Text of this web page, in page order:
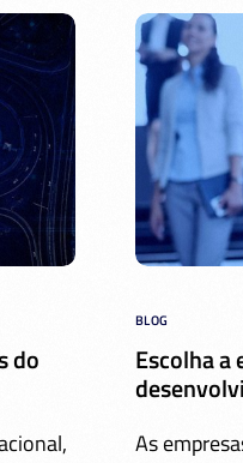
do
BLOG
Escolha a
As